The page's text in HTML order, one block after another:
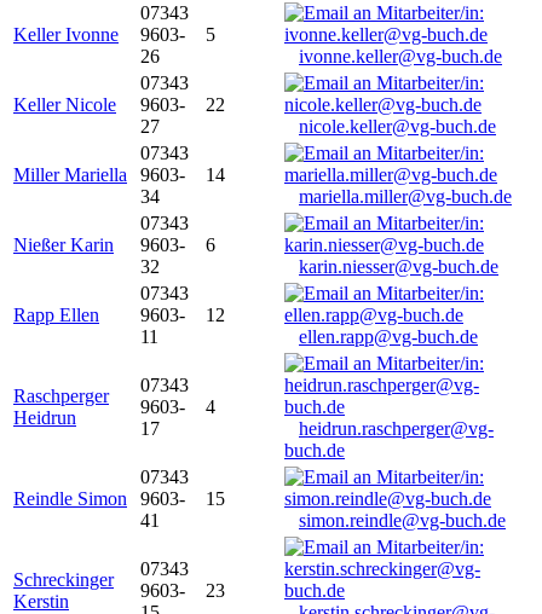
Keller Ivonne
07343
9603-
26
5
ivonne.keller@vg-buch.de
Keller Nicole
07343
9603-
27
22
nicole.keller@vg-buch.de
Miller Mariella
07343
9603-
34
14
mariella.miller@vg-buch.de
Nießer Karin
07343
9603-
32
6
karin.niesser@vg-buch.de
Rapp Ellen
07343
9603-
11
12
ellen.rapp@vg-buch.de
Raschperger
Heidrun
07343
9603-
17
4
heidrun.raschperger@vg-
buch.de
Reindle Simon
07343
9603-
41
15
simon.reindle@vg-buch.de
Schreckinger
Kerstin
07343
9603-
23